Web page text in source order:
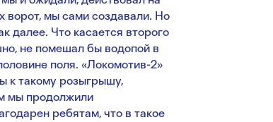
ворот, мы сами создавали. Но
далее. Что касается второго
не помешал бы водопой в
поля. «Локомотив-2»
к такому розыгрышу,
мы продолжили
ребятам, что в такое